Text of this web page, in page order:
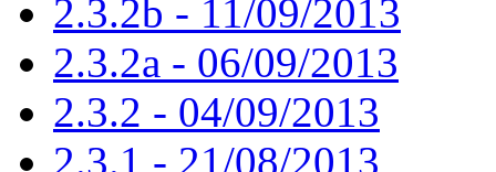
2.3.2b - 11/09/2013
2.3.2a - 06/09/2013
2.3.2 - 04/09/2013
2.3.1 - 21/08/2013